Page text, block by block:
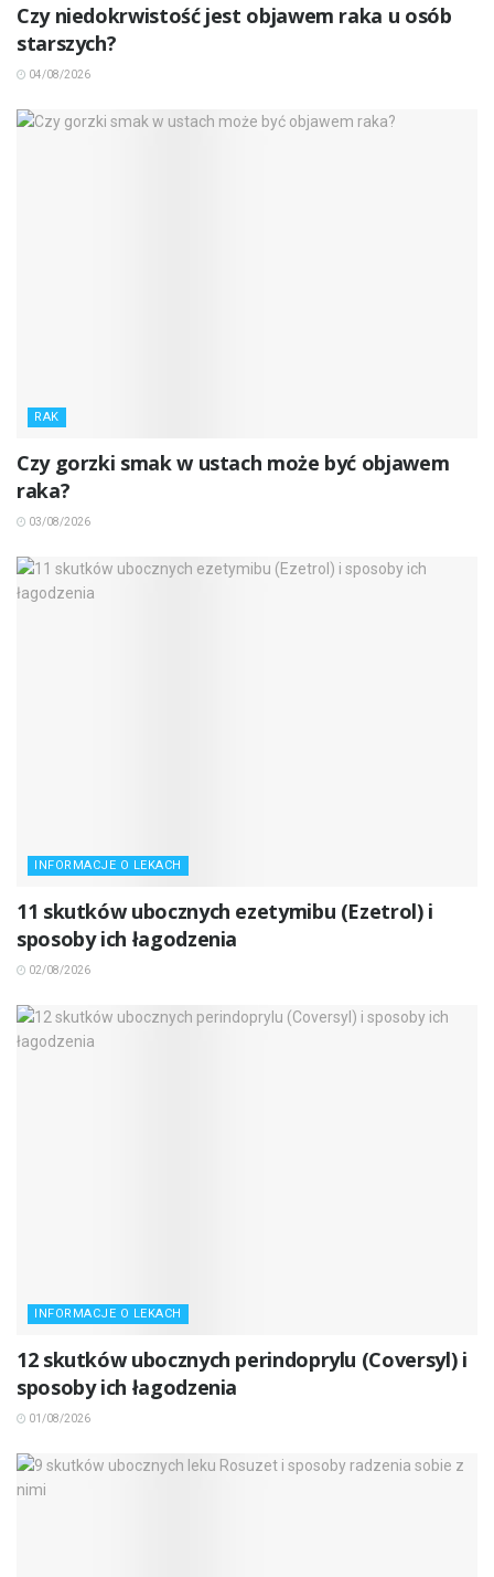
Czy niedokrwistość jest objawem raka u osób
starszych?
04/08/2026
RAK
Czy gorzki smak w ustach może być objawem
raka?
03/08/2026
INFORMACJE O LEKACH
11 skutków ubocznych ezetymibu (Ezetrol) i
sposoby ich łagodzenia
02/08/2026
INFORMACJE O LEKACH
12 skutków ubocznych perindoprylu (Coversyl) i
sposoby ich łagodzenia
01/08/2026